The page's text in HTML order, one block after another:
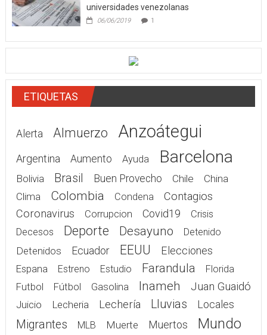
universidades venezolanas
06/06/2019 1
ETIQUETAS
Alerta Almuerzo Anzoátegui
Argentina Aumento Ayuda Barcelona
Bolivia Brasil Buen Provecho Chile
China
Clima
Colombia Condena
Contagios
Coronavirus
Corrupcion Covid19
Crisis
Decesos
Deporte Desayuno Detenido
Detenidos Ecuador EEUU Elecciones
Espana Estreno Estudio Farandula
Florida
Futbol
Fútbol Gasolina Inameh Juan Guaidó
Juicio Lecheria Lechería Lluvias Locales
Migrantes MLB Muerte Muertos Mundo